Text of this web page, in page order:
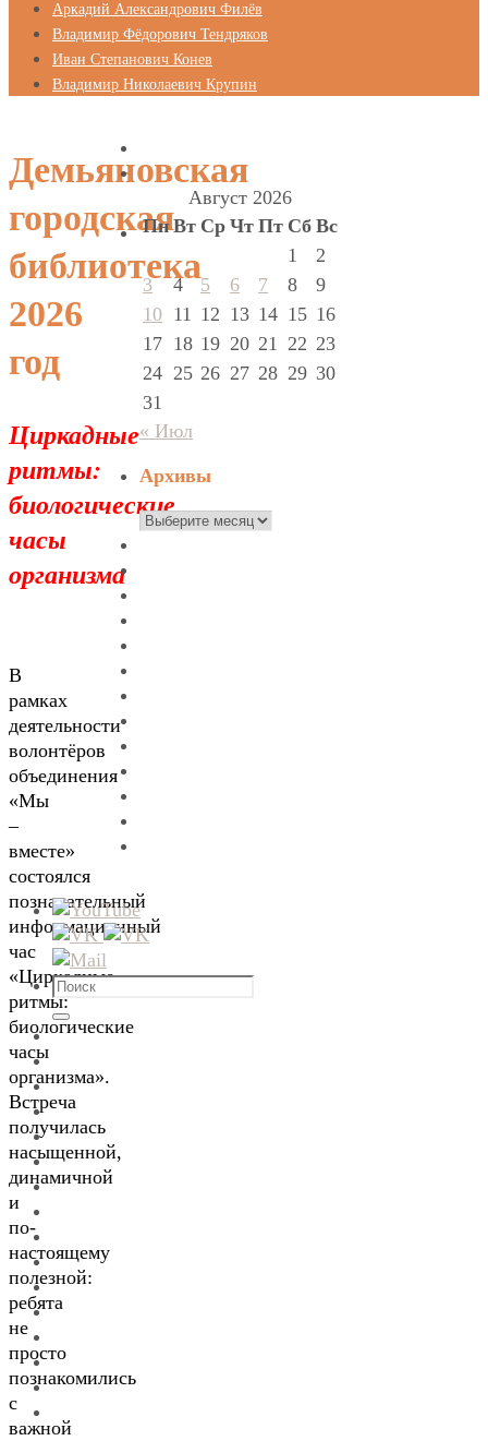
Аркадий Александрович Филёв
Владимир Фёдорович Тендряков
Иван Степанович Конев
Владимир Николаевич Крупин
Демьяновская
городская
библиотека
2026
год
Циркадные
ритмы:
биологические
часы
организма
В
рамках
деятельности
волонтёров
объединения
«Мы
–
вместе»
состоялся
познавательный
информационный
час
«Циркадные
ритмы:
биологические
часы
организма».
Встреча
получилась
насыщенной,
динамичной
и
по-
настоящему
полезной:
ребята
не
просто
познакомились
с
важной
Август 2026
Пн Вт Ср Чт Пт Сб Вс
1
2
3
4 5 6 7 8
9
10 11 12 13 14 15 16
17 18 19 20 21 22 23
24 25 26 27 28 29 30
31
« Июл
Архивы
Архивы
Что
искать:
Поиск